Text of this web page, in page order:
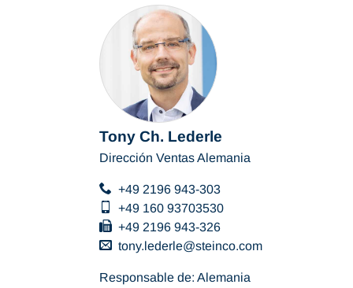
Tony Ch. Lederle
Dirección Ventas Alemania
+49 2196 943-303
+49 160 93703530
+49 2196 943-326
tony.lederle
steinco com
Responsable de: Alemania